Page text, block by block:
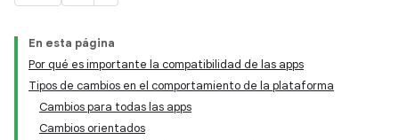
En esta página
Por qué es importante la compatibilidad de las apps
Tipos de cambios en el comportamiento de la plataforma
Cambios para todas las apps
Cambios orientados